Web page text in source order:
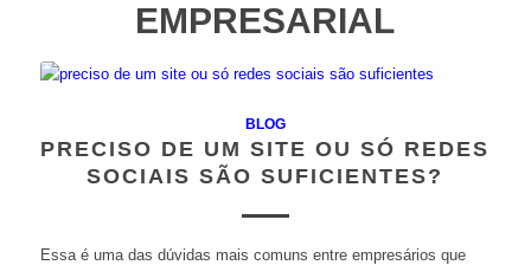
EMPRESARIAL
BLOG
PRECISO DE UM SITE OU SÓ REDES
SOCIAIS SÃO SUFICIENTES?
Essa é uma das dúvidas mais comuns entre empresários que